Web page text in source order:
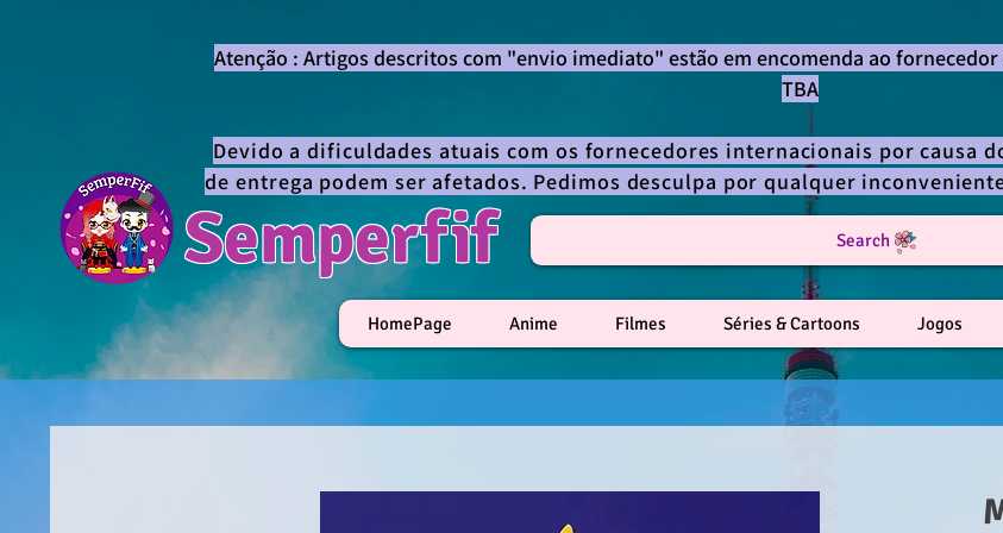
Semperfif
Atenção : Artigos descritos com "envio imediato" estão em encomenda ao
TBA
Devido a dificuldades atuais com os fornecedores internacionais por causa
de entrega podem ser afetados. Pedimos desculpa por qualquer
Search
HomePage Anime Filmes Séries & Cartoons Jogos